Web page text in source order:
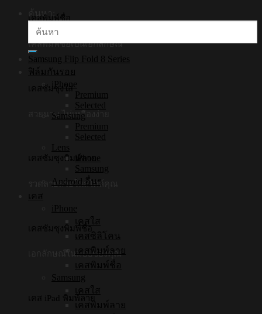
เคสพิมพ์ชื่อ
เคสพิมพ์ชื่อเป็นเอกลักษณ์
เคสซัมซุงใส
สวยนาน ไม่เหลืองง่าย
เคสซัมซุงพิมพ์ลาย
รวดลายสวยในสไตล์คุณ
เคสซัมซุงพิมพ์ชื่อ
เอกลักษณ์ในแบบของคุณ
เคส iPad พิมพ์ลาย
ค้นหา:
Samsung Flip Fold 8 Series
ฟิล์มกันรอย
iPhone
Premium
Selected
Samsung
Premium
Selected
Lens
iPhone
Samsung
Android อื่นๆ
เคส
iPhone
เคสใส
เคสซิลิโคน
เคสพิมพ์ลาย
เคสพิมพ์ชื่อ
Samsung
เคสใส
เคสพิมพ์ลาย